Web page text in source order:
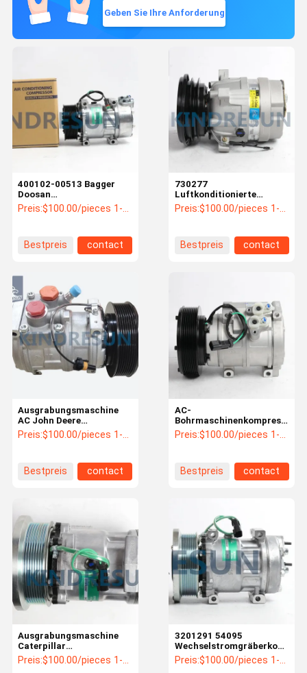
Geben Sie Ihre Anforderung
730277
Luftkonditionierte
Baggerkompressor für
HYUNDAI R55 R60 R70
Preis:$100.00/pieces 1-1 pieces
Bestpreis contact
400102-00513 Bagger
Doosan
Dieselluftkompressor
DX215-9C DX380-9C
Preis:$100.00/pieces 1-1 pieces
Bestpreis contact
AC-
Bohrmaschinenkompressor
21N9795280 für Komatsu
6D125E 6D170
Preis:$100.00/pieces 1-1 pieces
Bestpreis contact
Ausgrabungsmaschine
AC John Deere
Dieselluftkompressor
AH169875
Preis:$100.00/pieces 1-1 pieces
Bestpreis contact
3201291 54095
für CAT OEM 4720559
Preis:$100.00/pieces 1-1 pieces
Ausgrabungsmaschine
Caterpillar
Wechselstromkompressor
372-9493 8PK 472-0559
Preis:$100.00/pieces 1-1 pieces